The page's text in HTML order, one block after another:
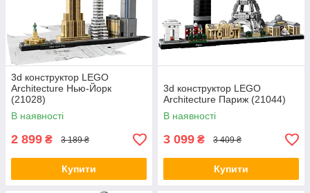
3d конструктор LEGO
Architecture Нью-Йорк
(21028)
В наявності
2 899 ₴ 3 189 ₴
Купити
3d конструктор LEGO
Architecture Париж (21044)
В наявності
3 099 ₴ 3 409 ₴
Купити